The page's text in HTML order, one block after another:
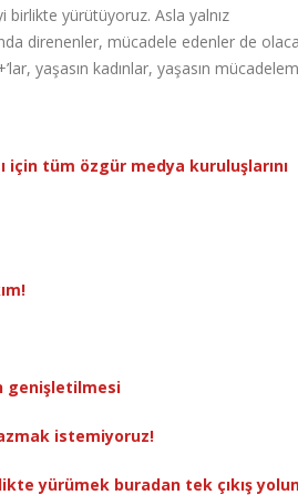
yürütüyoruz. Asla yalnız
direnenler, mücadele edenler de
yaşasın kadınlar, yaşasın
için tüm özgür medya kuruluşlarını
genişletilmesi
istemiyoruz!
yürümek buradan tek çıkış